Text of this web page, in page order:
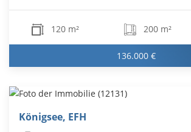
120 m² 200 m²
136.000 €
Königsee, EFH